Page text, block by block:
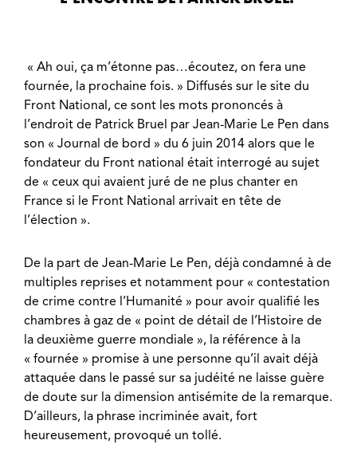
« Ah oui, ça m’étonne pas…écoutez, on fera une
fournée, la prochaine fois. » Diffusés sur le site du
Front National, ce sont les mots prononcés à
l’endroit de Patrick Bruel par Jean-Marie Le Pen dans
son « Journal de bord » du 6 juin 2014 alors que le
fondateur du Front national était interrogé au sujet
de « ceux qui avaient juré de ne plus chanter en
France si le Front National arrivait en tête de
l’élection ».
De la part de Jean-Marie Le Pen, déjà condamné à de
multiples reprises et notamment pour « contestation
de crime contre l’Humanité » pour avoir qualifié les
chambres à gaz de « point de détail de l’Histoire de
la deuxième guerre mondiale », la référence à la
« fournée » promise à une personne qu’il avait déjà
attaquée dans le passé sur sa judéité ne laisse guère
de doute sur la dimension antisémite de la remarque.
D’ailleurs, la phrase incriminée avait, fort
heureusement, provoqué un tollé.